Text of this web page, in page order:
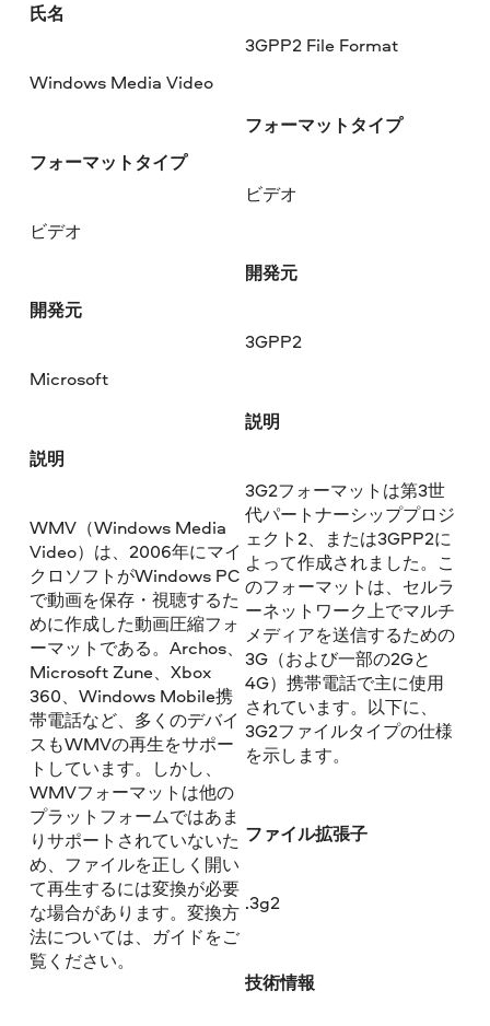
氏名
Windows Media Video
フォーマットタイプ
ビデオ
開発元
Microsoft
説明
WMV（Windows Media
Video）は、2006年にマイ
クロソフトがWindows PC
で動画を保存・視聴するた
めに作成した動画圧縮フォ
ーマットである。Archos、
Microsoft Zune、Xbox
360、Windows Mobile携
帯電話など、多くのデバイ
スもWMVの再生をサポー
トしています。しかし、
WMVフォーマットは他の
プラットフォームではあま
りサポートされていないた
め、ファイルを正しく開い
て再生するには変換が必要
な場合があります。変換方
法については、ガイドをご
覧ください。
3GPP2 File Format
フォーマットタイプ
ビデオ
開発元
3GPP2
説明
3G2フォーマットは第3世
代パートナーシッププロジ
ェクト2、または3GPP2に
よって作成されました。こ
のフォーマットは、セルラ
ーネットワーク上でマルチ
メディアを送信するための
3G（および一部の2Gと
4G）携帯電話で主に使用
されています。以下に、
3G2ファイルタイプの仕様
を示します。
ファイル拡張子
.3g2
技術情報